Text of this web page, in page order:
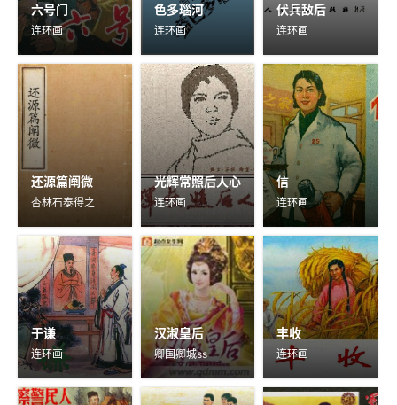
六号门
连环画
色多瑙河
连环画
伏兵敌后
连环画
还源篇阐微
杏林石泰得之
光辉常照后人心
连环画
信
连环画
于谦
连环画
汉淑皇后
卿国卿城ss
丰收
连环画